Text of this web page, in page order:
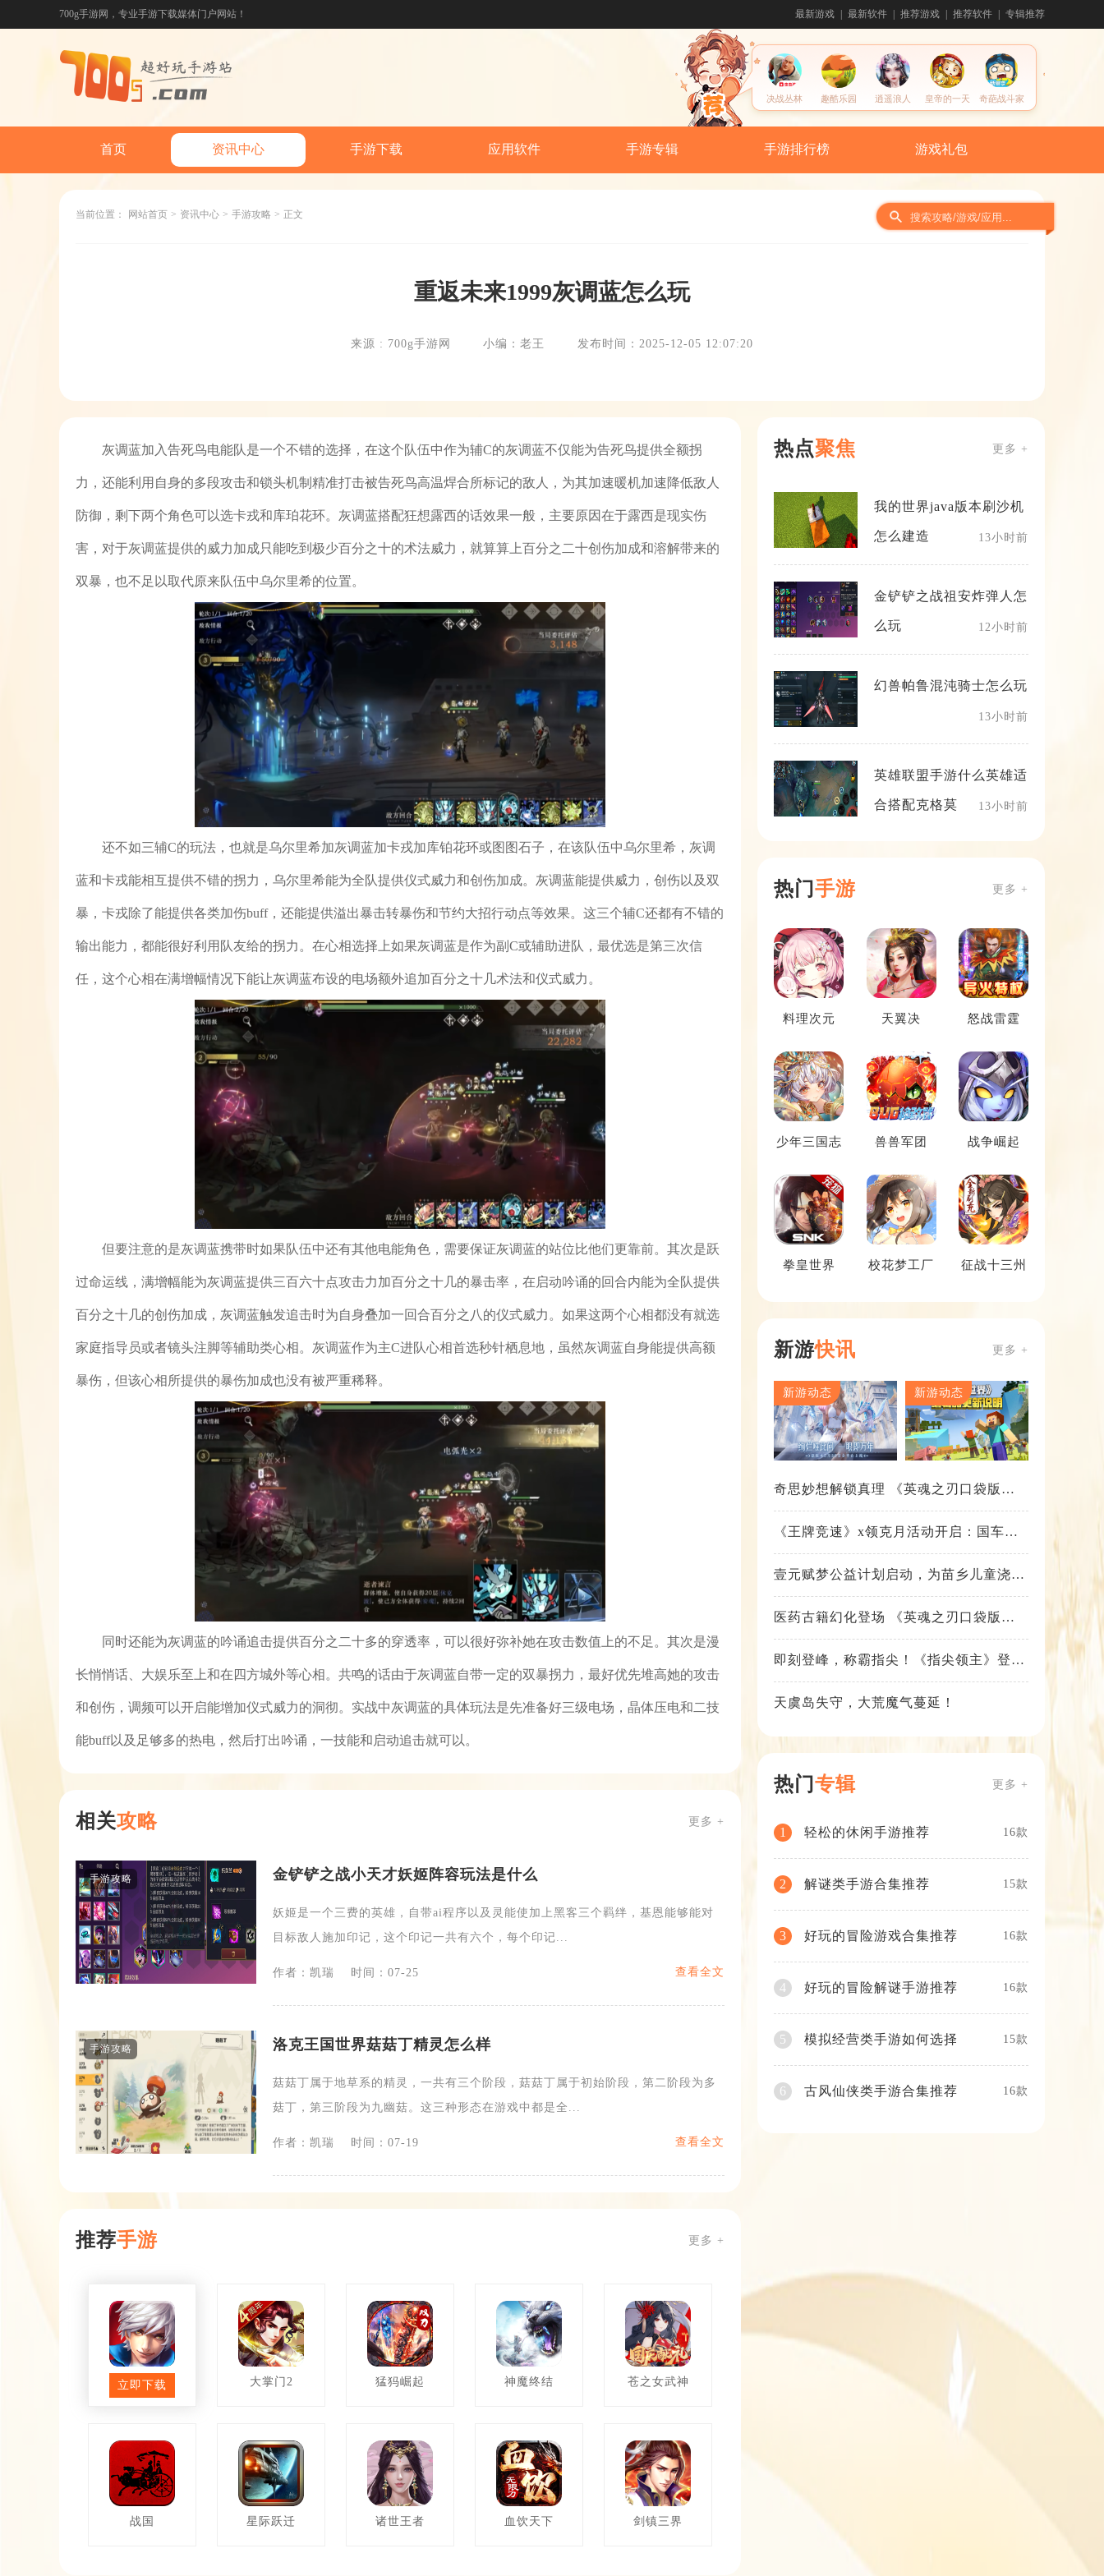
700g手游网，专业手游下载媒体门户网站！ 最新游戏 最新软件 推荐游戏 推荐软件 专辑推荐
决战丛林 趣酷乐园 逍遥浪人 皇帝的一天 奇葩战斗家
首页 资讯中心 手游下载 应用软件 手游专辑 手游排行榜 游戏礼包
当前位置： 网站首页 > 资讯中心 > 手游攻略 > 正文
重返未来1999灰调蓝怎么玩
来源 : 700g手游网 小编：老王 发布时间：2025-12-05 12:07:20
灰调蓝加入告死鸟电能队是一个不错的选择，在这个队伍中作为辅C的灰调蓝不仅能为告死鸟提供全额拐
力，还能利用自身的多段攻击和锁头机制精准打击被告死鸟高温焊合所标记的敌人，为其加速暖机加速降低敌人
防御，剩下两个角色可以选卡戎和库珀花环。灰调蓝搭配狂想露西的话效果一般，主要原因在于露西是现实伤
害，对于灰调蓝提供的威力加成只能吃到极少百分之十的术法威力，就算算上百分之二十创伤加成和溶解带来的
双暴，也不足以取代原来队伍中乌尔里希的位置。
还不如三辅C的玩法，也就是乌尔里希加灰调蓝加卡戎加库铂花环或图图石子，在该队伍中乌尔里希，灰调
蓝和卡戎能相互提供不错的拐力，乌尔里希能为全队提供仪式威力和创伤加成。灰调蓝能提供威力，创伤以及双
暴，卡戎除了能提供各类加伤buff，还能提供溢出暴击转暴伤和节约大招行动点等效果。这三个辅C还都有不错的
输出能力，都能很好利用队友给的拐力。在心相选择上如果灰调蓝是作为副C或辅助进队，最优选是第三次信
任，这个心相在满增幅情况下能让灰调蓝布设的电场额外追加百分之十几术法和仪式威力。
但要注意的是灰调蓝携带时如果队伍中还有其他电能角色，需要保证灰调蓝的站位比他们更靠前。其次是跃
过命运线，满增幅能为灰调蓝提供三百六十点攻击力加百分之十几的暴击率，在启动吟诵的回合内能为全队提供
百分之十几的创伤加成，灰调蓝触发追击时为自身叠加一回合百分之八的仪式威力。如果这两个心相都没有就选
家庭指导员或者镜头注脚等辅助类心相。灰调蓝作为主C进队心相首选秒针栖息地，虽然灰调蓝自身能提供高额
暴伤，但该心相所提供的暴伤加成也没有被严重稀释。
同时还能为灰调蓝的吟诵追击提供百分之二十多的穿透率，可以很好弥补她在攻击数值上的不足。其次是漫
长悄悄话、大娱乐至上和在四方城外等心相。共鸣的话由于灰调蓝自带一定的双暴拐力，最好优先堆高她的攻击
和创伤，调频可以开启能增加仪式威力的洞彻。实战中灰调蓝的具体玩法是先准备好三级电场，晶体压电和二技
能buff以及足够多的热电，然后打出吟诵，一技能和启动追击就可以。
相关攻略 更多 +
手游攻略 金铲铲之战小天才妖姬阵容玩法是什么
妖姬是一个三费的英雄，自带ai程序以及灵能使加上黑客三个羁绊，基恩能够能对
目标敌人施加印记，这个印记一共有六个，每个印记...
作者：凯瑞 时间：07-25 查看全文
手游攻略 洛克王国世界菇菇丁精灵怎么样
菇菇丁属于地草系的精灵，一共有三个阶段，菇菇丁属于初始阶段，第二阶段为多
菇丁，第三阶段为九幽菇。这三种形态在游戏中都是全...
作者：凯瑞 时间：07-19 查看全文
推荐手游 更多 +
英雄之剑
立即下载 大掌门2 猛犸崛起 神魔终结 苍之女武神
战国 星际跃迁 诸世王者 血饮天下 剑镇三界
热点聚焦 更多 +
我的世界java版本刷沙机
怎么建造 13小时前
金铲铲之战祖安炸弹人怎
么玩 12小时前
幻兽帕鲁混沌骑士怎么玩
13小时前
英雄联盟手游什么英雄适
合搭配克格莫 13小时前
热门手游 更多 +
料理次元 天翼决 怒战雷霆
少年三国志 兽兽军团 战争崛起
拳皇世界 校花梦工厂 征战十三州
新游快讯 更多 +
新游动态 新游动态
奇思妙想解锁真理 《英魂之刃口袋版》
《王牌竞速》x领克月活动开启：国车喜
壹元赋梦公益计划启动，为苗乡儿童浇筑
医药古籍幻化登场 《英魂之刃口袋版》
即刻登峰，称霸指尖！《指尖领主》登峰
天虞岛失守，大荒魔气蔓延！
热门专辑 更多 +
1 轻松的休闲手游推荐 16款
2 解谜类手游合集推荐 15款
3 好玩的冒险游戏合集推荐 16款
4 好玩的冒险解谜手游推荐 16款
5 模拟经营类手游如何选择 15款
6 古风仙侠类手游合集推荐 16款